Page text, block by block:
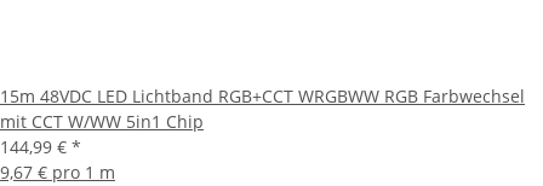
15m 48VDC LED Lichtband RGB+CCT WRGBWW RGB Farbwechsel
mit CCT W/WW 5in1 Chip
144,99 € *
9,67 € pro 1 m